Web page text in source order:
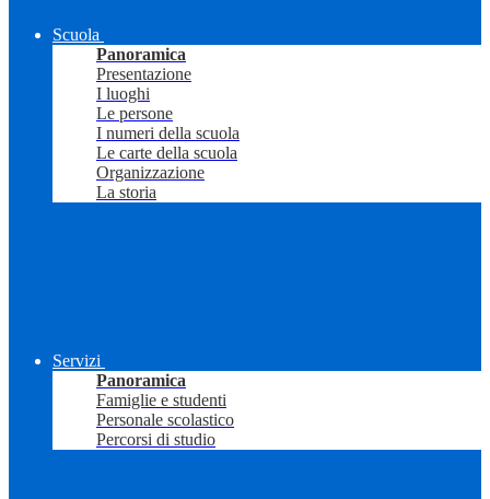
Scuola
Panoramica
Presentazione
I luoghi
Le persone
I numeri della scuola
Le carte della scuola
Organizzazione
La storia
Servizi
Panoramica
Famiglie e studenti
Personale scolastico
Percorsi di studio